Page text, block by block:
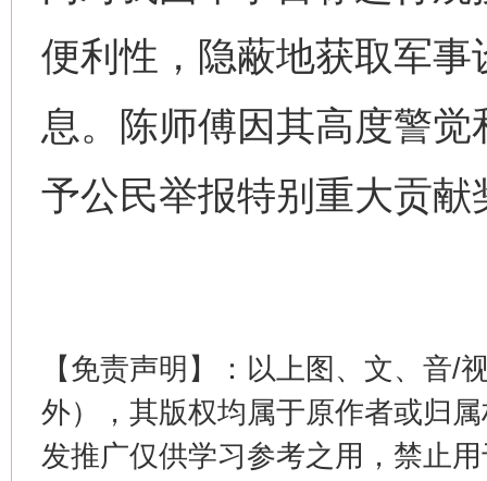
便利性，隐蔽地获取军
息。陈师傅因其高度警
予公民举报特别重大贡献
【免责声明】：以上图、文、音/
外），其版权均属于原作者或归
发推广仅供学习参考之用，禁止